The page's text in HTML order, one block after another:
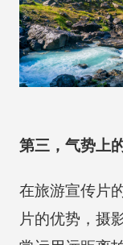
第三，气势上
在旅游宣传片
片的优势，摄